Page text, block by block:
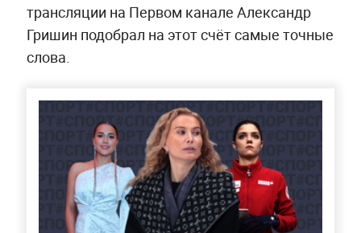
трансляции на Первом канале Александр
Гришин подобрал на этот счёт самые точные
слова.